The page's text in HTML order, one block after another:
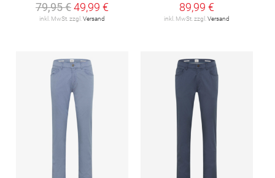
79,95 €49,99 €
inkl. MwSt. zzgl.Versand
89,99 €
inkl. MwSt. zzgl.Versand